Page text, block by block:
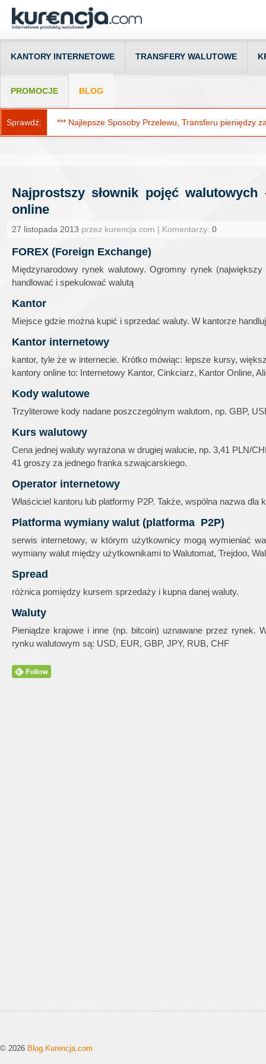
KANTORY INTERNETOWE TRANSFERY WALUTOWE
PROMOCJE BLOG
Sprawdź: *** Najlepsze Sposoby Przelewu, Transferu pieniędzy
Najprostszy słownik pojęć
online
27 listopada 2013 przez kurencja.com | Komentarzy: 0
FOREX (Foreign Exchange)
Międzynarodowy rynek walutowy. Ogromny rynek
handlować i spekulować walutą
Kantor
Miejsce gdzie można kupić i sprzedać waluty. W kantorze
Kantor internetowy
kantor, tyle że w internecie. Krótko mówiąc: lepsze kursy,
kantory online to: Internetowy Kantor, Cinkciarz, Kantor Online,
Kody walutowe
Trzyliterowe kody nadane poszczególnym walutom, np. GBP,
Kurs walutowy
Cena jednej waluty wyrażona w drugiej walucie, np. 3,41 PLN/
41 groszy za jednego franka szwajcarskiego.
Operator internetowy
Właściciel kantoru lub platformy P2P. Także, wspólna nazwa dla
Platforma wymiany walut (platforma P2P)
serwis internetowy, w którym użytkownicy mogą wymieniać
wymiany walut między użytkownikami to Walutomat, Trejdoo,
Spread
różnica pomiędzy kursem sprzedaży i kupna danej waluty.
Waluty
Pieniądze krajowe i inne (np. bitcoin) uznawane przez rynek.
rynku walutowym są: USD, EUR, GBP, JPY, RUB, CHF
© 2026 Blog.Kurencja.com